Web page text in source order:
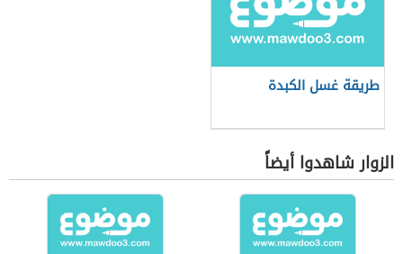
طريقة غسل الكبدة
الزوار شاهدوا أيضاً